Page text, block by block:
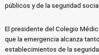
públicos y de la seguridad
El presidente del Colegio
que la emergencia alcanza
establecimientos de la